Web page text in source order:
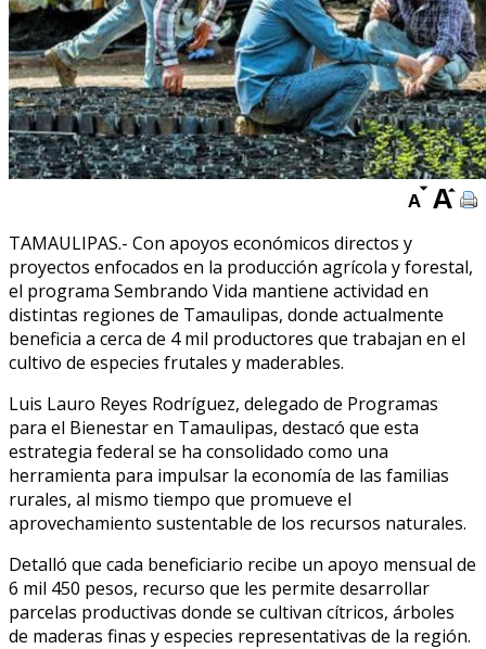
TAMAULIPAS.- Con apoyos económicos directos y
proyectos enfocados en la producción agrícola y forestal,
el programa Sembrando Vida mantiene actividad en
distintas regiones de Tamaulipas, donde actualmente
beneficia a cerca de 4 mil productores que trabajan en el
cultivo de especies frutales y maderables.
Luis Lauro Reyes Rodríguez, delegado de Programas
para el Bienestar en Tamaulipas, destacó que esta
estrategia federal se ha consolidado como una
herramienta para impulsar la economía de las familias
rurales, al mismo tiempo que promueve el
aprovechamiento sustentable de los recursos naturales.
Detalló que cada beneficiario recibe un apoyo mensual de
6 mil 450 pesos, recurso que les permite desarrollar
parcelas productivas donde se cultivan cítricos, árboles
de maderas finas y especies representativas de la región.